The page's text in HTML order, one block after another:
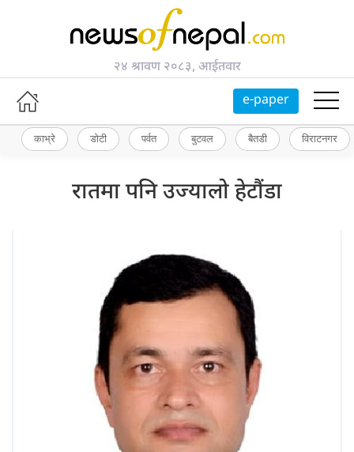
२४ श्रावण २०८३, आईतवार
e-paper
काभ्रे डोटी पर्वत बुटवल बैतडी विराटनगर
रातमा पनि उज्यालो हेटौंडा